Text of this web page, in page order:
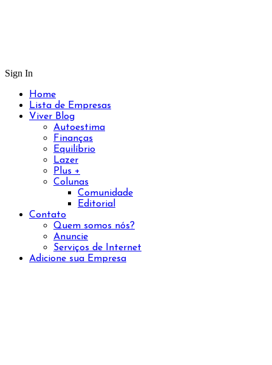
Sign In
Home
Lista de Empresas
Viver Blog
Autoestima
Finanças
Equilíbrio
Lazer
Plus +
Colunas
Comunidade
Editorial
Contato
Quem somos nós?
Anuncie
Serviços de Internet
Adicione sua Empresa